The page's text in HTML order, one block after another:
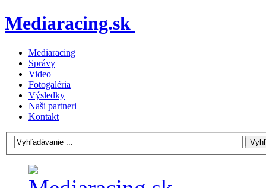
Mediaracing.sk
Mediaracing
Správy
Video
Fotogaléria
Výsledky
Naši partneri
Kontakt